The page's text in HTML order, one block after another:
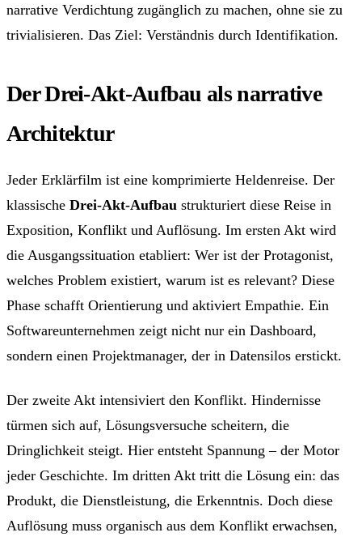
narrative Verdichtung zugänglich zu machen, ohne sie zu
trivialisieren. Das Ziel: Verständnis durch Identifikation.
Der Drei-Akt-Aufbau als narrative
Architektur
Jeder Erklärfilm ist eine komprimierte Heldenreise. Der
klassische Drei-Akt-Aufbau strukturiert diese Reise in
Exposition, Konflikt und Auflösung. Im ersten Akt wird
die Ausgangssituation etabliert: Wer ist der Protagonist,
welches Problem existiert, warum ist es relevant? Diese
Phase schafft Orientierung und aktiviert Empathie. Ein
Softwareunternehmen zeigt nicht nur ein Dashboard,
sondern einen Projektmanager, der in Datensilos erstickt.
Der zweite Akt intensiviert den Konflikt. Hindernisse
türmen sich auf, Lösungsversuche scheitern, die
Dringlichkeit steigt. Hier entsteht Spannung – der Motor
jeder Geschichte. Im dritten Akt tritt die Lösung ein: das
Produkt, die Dienstleistung, die Erkenntnis. Doch diese
Auflösung muss organisch aus dem Konflikt erwachsen,